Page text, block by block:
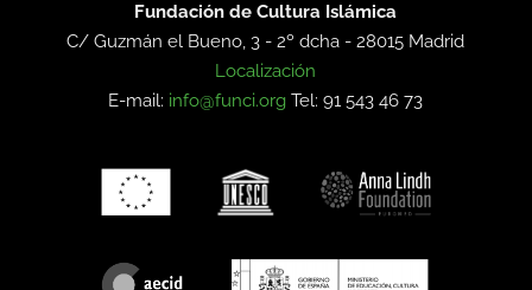
Fundación de Cultura Islámica
C/ Guzmán el Bueno, 3 - 2º dcha -28015 Madrid
Localización
E-mail: info@funci.org Tel: 91 543 46 73